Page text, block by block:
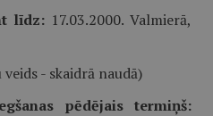
līdz:17.03.2000. Valmierā,
- skaidrā naudā)
pēdējais termiņš: